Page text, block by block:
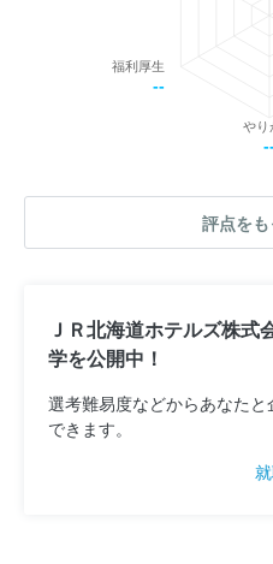
やり
福利厚生
--
評点を
ＪＲ北海道ホテルズ株式
学を公開中！
選考難易度などからあなた
できます。